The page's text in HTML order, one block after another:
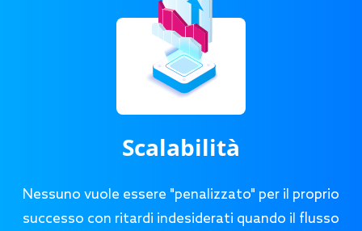
Scalabilità
Nessuno vuole essere "penalizzato" per il proprio
successo con ritardi indesiderati quando il flusso